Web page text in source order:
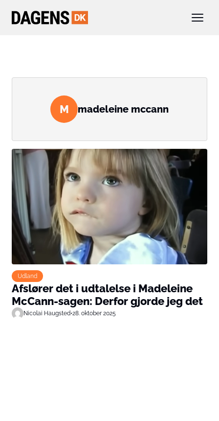
M madeleine mccann
Udland
Afslører det i udtalelse i Madeleine
McCann-sagen: Derfor gjorde jeg det
Nicolai Haugsted•28. oktober 2025